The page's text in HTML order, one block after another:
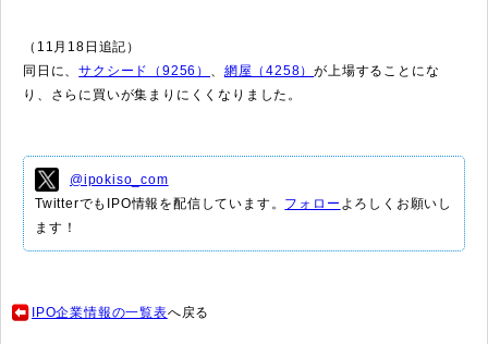
（11月18日追記）
同日に、サクシード（9256） 、 網屋（4258）が上場することにな
り、さらに買いが集まりにくくなりました。
@ipokiso_com
TwitterでもIPO情報を配信しています。 フォロー よろしくお願いし
ます！
IPO企業情報の一覧表へ戻る